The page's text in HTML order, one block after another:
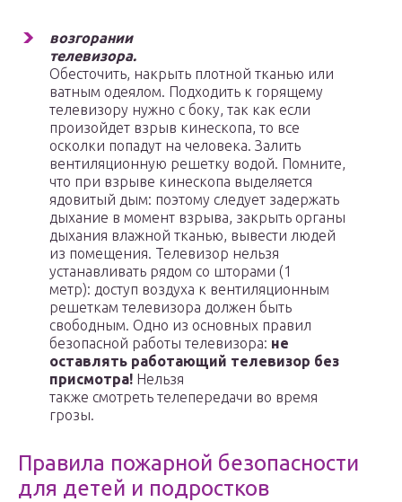
возгорании
телевизора.
Обесточить, накрыть плотной тканью или
ватным оде­ялом. Подходить к горящему
телевизору нужно с боку, так как если
произойдет взрыв кинескопа, то все
осколки попадут на человека. Залить
вентиляционную решетку водой. Помните,
что при взрыве кинескопа выделяется
ядовитый дым: поэтому следует задержать
дыхание в момент взрыва, закрыть органы
дыхания влажной тканью, вывести людей
из помещения. Телевизор нельзя
устанавли­вать рядом со шторами (1
метр): доступ воздуха к вентиляционным
решеткам телевизора должен быть
свободным. Одно из основных правил
безопасной ра­боты телевизора: не
оставлять работающий телевизор без
присмотра! Нель­зя
также смотреть телепередачи во время
грозы.
Правила пожарной безопасности
для детей и подростков